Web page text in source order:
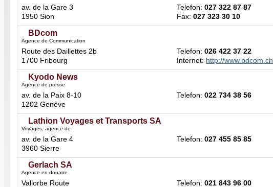
av. de la Gare 3
1950 Sion
Telefon:027 322 87 87
Fax:027 323 30 10
BDcom
Agence de Communication
Route des Daillettes 2b
1700 Fribourg
Telefon:026 422 37 22
Internet: http://www.bdcom.ch
Kyodo News
Agence de presse
av. de la Paix 8-10
1202 Genève
Telefon:022 734 38 56
Lathion Voyages et Transports SA
Voyages, agence de
av. de la Gare 4
3960 Sierre
Telefon:027 455 85 85
Gerlach SA
Agence en douane
Vallorbe Route Telefon:021 843 96 00